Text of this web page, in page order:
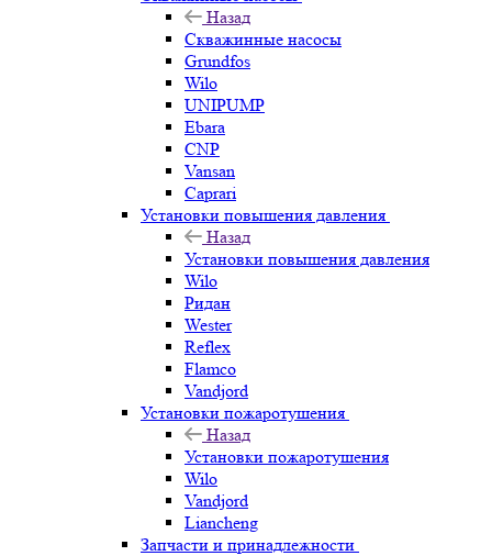
Назад
Скважинные насосы
Grundfos
Wilo
UNIPUMP
Ebara
CNP
Vansan
Caprari
Установки повышения давления
Назад
Установки повышения давления
Wilo
Ридан
Wester
Reflex
Flamco
Vandjord
Установки пожаротушения
Назад
Установки пожаротушения
Wilo
Vandjord
Liancheng
Запчасти и принадлежности